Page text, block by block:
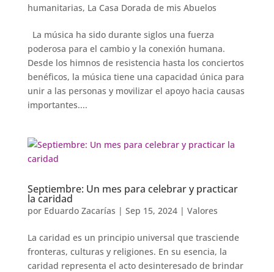
humanitarias, La Casa Dorada de mis Abuelos
La música ha sido durante siglos una fuerza
poderosa para el cambio y la conexión humana.
Desde los himnos de resistencia hasta los conciertos
benéficos, la música tiene una capacidad única para
unir a las personas y movilizar el apoyo hacia causas
importantes....
Septiembre: Un mes para celebrar y practicar
la caridad
por Eduardo Zacarías | Sep 15, 2024| Valores
La caridad es un principio universal que trasciende
fronteras, culturas y religiones. En su esencia, la
caridad representa el acto desinteresado de brindar